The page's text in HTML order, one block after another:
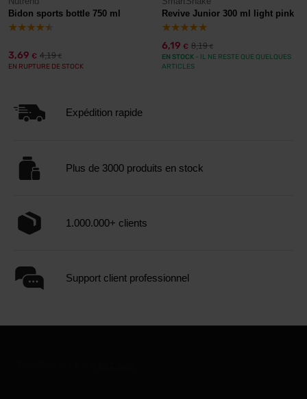
Bidon sports bottle 750 ml
3,69 € 4,19€
EN RUPTURE DE STOCK
Revive Junior 300 ml light pink
6,19 € 8,19€
EN STOCK - IL NE RESTE QUE QUELQUES
ARTICLES
Expédition rapide
Plus de 3000 produits en stock
1.000.000+ clients
Support client professionnel